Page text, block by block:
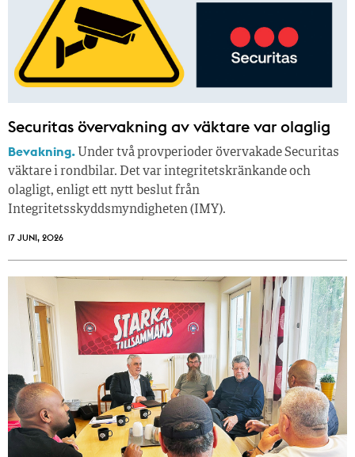
Securitas övervakning av väktare var olaglig
Bevakning. Under två provperioder övervakade Securitas
väktare i rondbilar. Det var integritetskränkande och
olagligt, enligt ett nytt beslut från
Integritetsskyddsmyndigheten (IMY).
17 JUNI, 2026